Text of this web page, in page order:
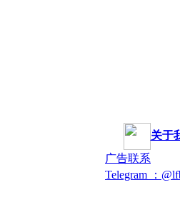
关于
广告联系
Telegram ：